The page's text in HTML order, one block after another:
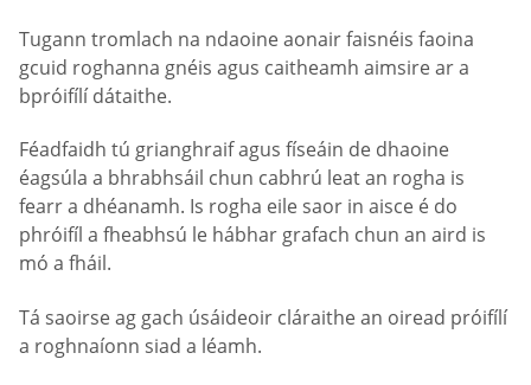
Tugann tromlach na ndaoine aonair faisnéis faoina
gcuid roghanna gnéis agus caitheamh aimsire ar a
bpróifílí dátaithe.
Féadfaidh tú grianghraif agus físeáin de dhaoine
éagsúla a bhrabhsáil chun cabhrú leat an rogha is
fearr a dhéanamh. Is rogha eile saor in aisce é do
phróifíl a fheabhsú le hábhar grafach chun an aird is
mó a fháil.
Tá saoirse ag gach úsáideoir cláraithe an oiread próifílí
a roghnaíonn siad a léamh.